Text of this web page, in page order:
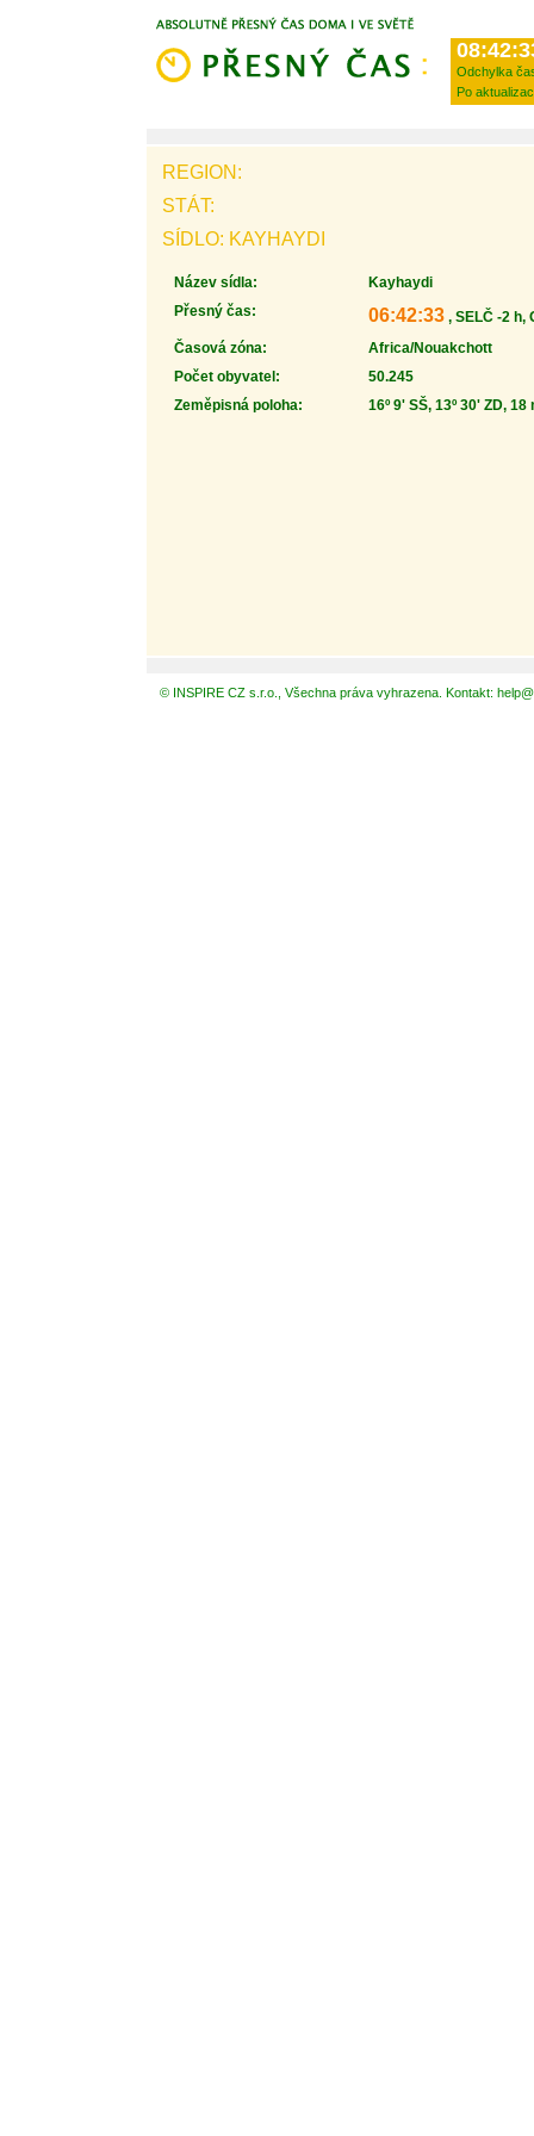
Odchylka
Po
REGION:
STÁT:
SÍDLO: KAYHAYDI
Název sídla:
Kayhaydi
Přesný čas:
06:42:33 , SELČ -2 h,
Časová zóna:
Africa/Nouakchott
Počet obyvatel:
50.245
Zeměpisná poloha:
16º 9' SŠ, 13º 30' ZD, 18
© INSPIRE CZ s.r.o., Všechna práva vyhrazena. Kontakt: